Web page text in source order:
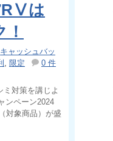
は
キャッシュバッ
, 限定
0 件
対策を講じよ
ンペーン2024
対象商品）が盛